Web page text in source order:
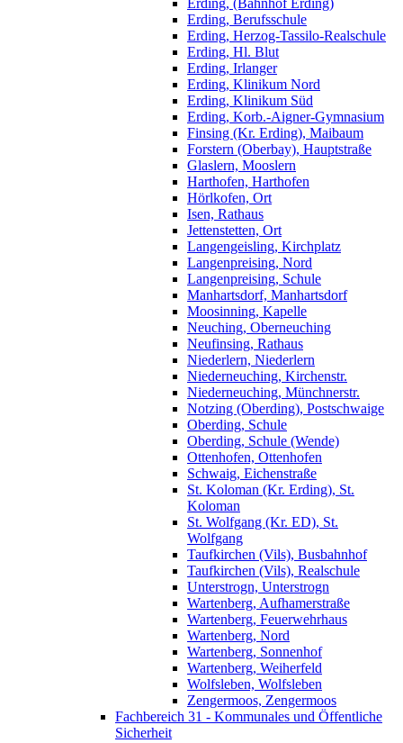
Erding, (Bahnhof Erding)
Erding, Berufsschule
Erding, Herzog-Tassilo-Realschule
Erding, Hl. Blut
Erding, Irlanger
Erding, Klinikum Nord
Erding, Klinikum Süd
Erding, Korb.-Aigner-Gymnasium
Finsing (Kr. Erding), Maibaum
Forstern (Oberbay), Hauptstraße
Glaslern, Mooslern
Harthofen, Harthofen
Hörlkofen, Ort
Isen, Rathaus
Jettenstetten, Ort
Langengeisling, Kirchplatz
Langenpreising, Nord
Langenpreising, Schule
Manhartsdorf, Manhartsdorf
Moosinning, Kapelle
Neuching, Oberneuching
Neufinsing, Rathaus
Niederlern, Niederlern
Niederneuching, Kirchenstr.
Niederneuching, Münchnerstr.
Notzing (Oberding), Postschwaige
Oberding, Schule
Oberding, Schule (Wende)
Ottenhofen, Ottenhofen
Schwaig, Eichenstraße
St. Koloman (Kr. Erding), St.
Koloman
St. Wolfgang (Kr. ED), St.
Wolfgang
Taufkirchen (Vils), Busbahnhof
Taufkirchen (Vils), Realschule
Unterstrogn, Unterstrogn
Wartenberg, Aufhamerstraße
Wartenberg, Feuerwehrhaus
Wartenberg, Nord
Wartenberg, Sonnenhof
Wartenberg, Weiherfeld
Wolfsleben, Wolfsleben
Zengermoos, Zengermoos
Fachbereich 31 - Kommunales und Öffentliche
Sicherheit